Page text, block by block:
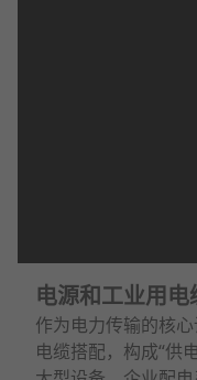
电源和工业用电
作为电力传输的核
电缆搭配，构成“供